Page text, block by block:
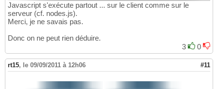
Javascript s'exécute partout ... sur le client comme sur le
serveur (cf. nodes.js).
Merci, je ne savais pas.
Donc on ne peut rien déduire.
3
0
rt15, le 09/09/2011 à 12h06 #11